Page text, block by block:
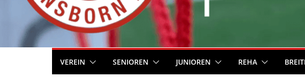
VEREIN SENIOREN JUNIOREN REHA